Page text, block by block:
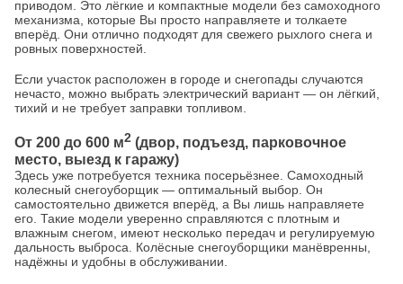
приводом. Это лёгкие и компактные модели без самоходного
механизма, которые Вы просто направляете и толкаете
вперёд. Они отлично подходят для свежего рыхлого снега и
ровных поверхностей.
Если участок расположен в городе и снегопады случаются
нечасто, можно выбрать электрический вариант — он лёгкий,
тихий и не требует заправки топливом.
От 200 до 600 м2 (двор, подъезд, парковочное
место, выезд к гаражу)
Здесь уже потребуется техника посерьёзнее. Самоходный
колесный снегоуборщик — оптимальный выбор. Он
самостоятельно движется вперёд, а Вы лишь направляете
его. Такие модели уверенно справляются с плотным и
влажным снегом, имеют несколько передач и регулируемую
дальность выброса. Колёсные снегоуборщики манёвренны,
надёжны и удобны в обслуживании.